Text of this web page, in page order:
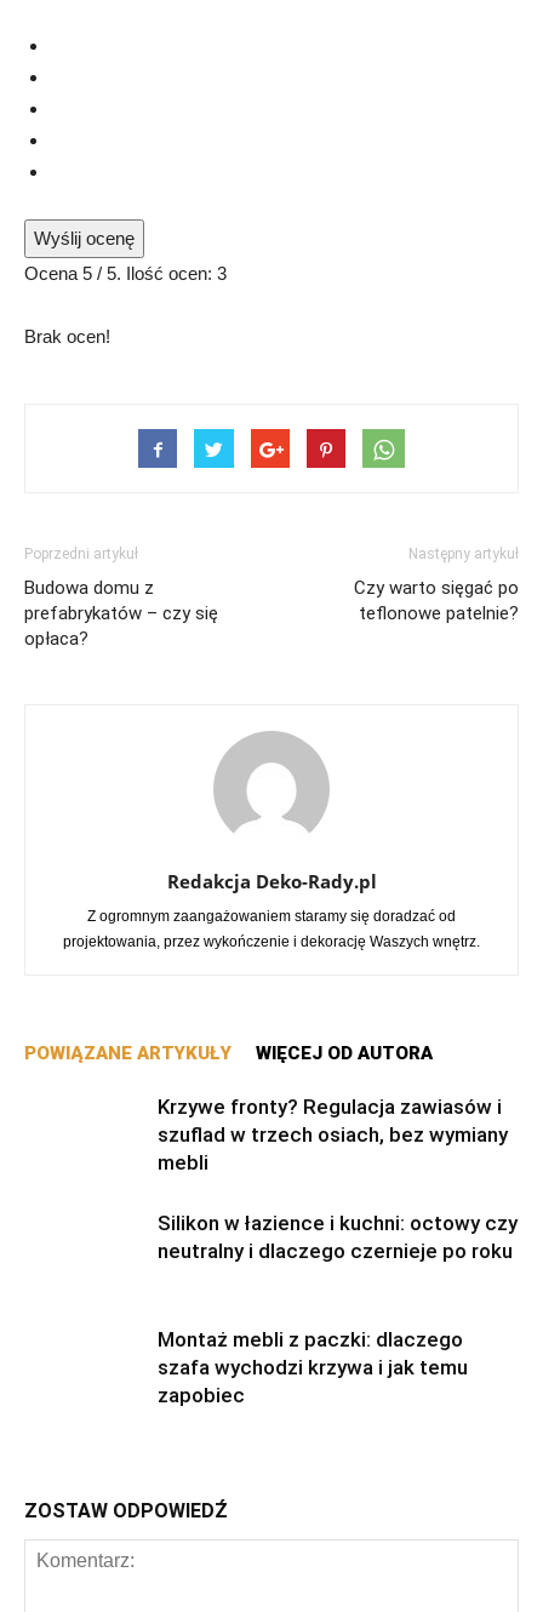
Wyślij ocenę
Ocena 5 / 5. Ilość ocen: 3
Brak ocen!
Poprzedni artykuł
Budowa domu z
prefabrykatów – czy się
opłaca?
Następny artykuł
Czy warto sięgać po
teflonowe patelnie?
Redakcja Deko-Rady.pl
Z ogromnym zaangażowaniem staramy się doradzać od
projektowania, przez wykończenie i dekorację Waszych wnętrz.
POWIĄZANE ARTYKUŁY WIĘCEJ OD AUTORA
Krzywe fronty? Regulacja zawiasów i
szuflad w trzech osiach, bez wymiany
mebli
Silikon w łazience i kuchni: octowy czy
neutralny i dlaczego czernieje po roku
Montaż mebli z paczki: dlaczego
szafa wychodzi krzywa i jak temu
zapobiec
ZOSTAW ODPOWIEDŹ